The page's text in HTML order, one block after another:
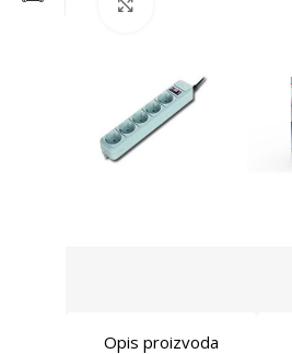
Opis proizvoda